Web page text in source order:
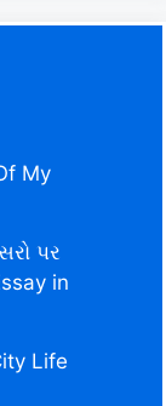
My
પર
in
Life